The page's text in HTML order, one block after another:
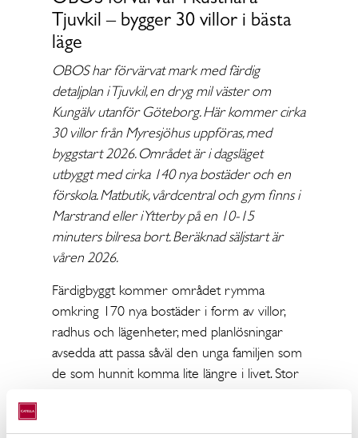
Tjuvkil – bygger 30 villor i bästa
läge
OBOS har förvärvat mark med färdig
detaljplan i Tjuvkil, en dryg mil väster om
Kungälv utanför Göteborg. Här kommer cirka
30 villor från Myresjöhus uppföras, med
byggstart 2026. Området är i dagsläget
utbyggt med cirka 140 nya bostäder och en
förskola. Matbutik, vårdcentral och gym finns i
Marstrand eller i Ytterby på en 10-15
minuters bilresa bort. Beräknad säljstart är
våren 2026.
Färdigbyggt kommer området rymma
omkring 170 nya bostäder i form av villor,
radhus och lägenheter, med planlösningar
avsedda att passa såväl den unga familjen som
de som hunnit komma lite längre i livet. Stor